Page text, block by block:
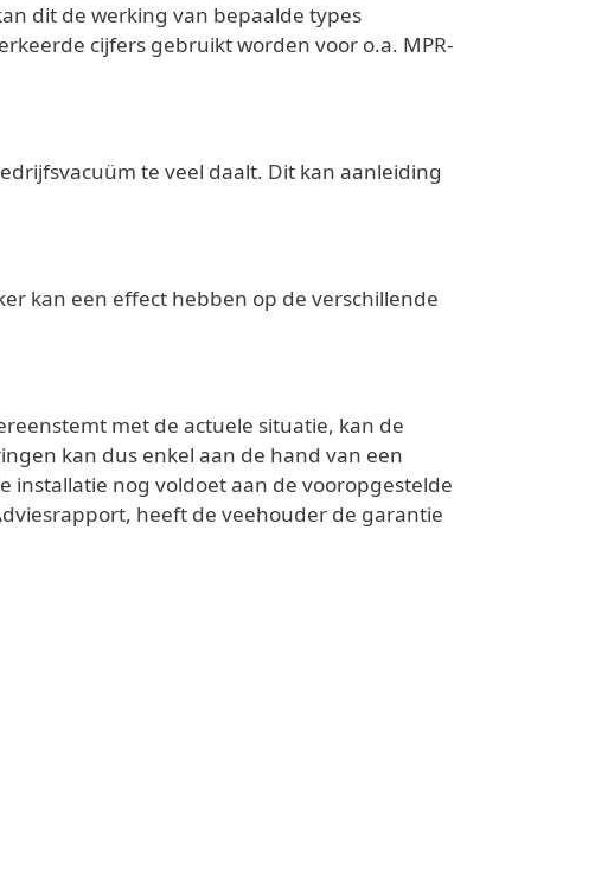
dit de werking van bepaalde types
cijfers gebruikt worden voor o.a. MPR-
te veel daalt. Dit kan aanleiding
kan een effect hebben op de verschillende
met de actuele situatie, kan de
kan dus enkel aan de hand van een
nog voldoet aan de vooropgestelde
heeft de veehouder de garantie